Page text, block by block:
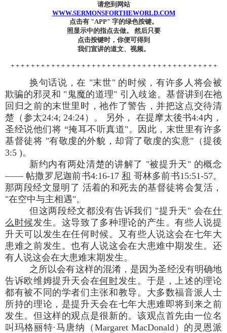
请您到网站
WWW.SERMONSFORTHEWORLD.COM
点击有 "APP" 字的绿色按键。
照显示中的指点去做。 然后只要
点击按键时，你便可得到
我们宣讲的道文、视频。
+ + + + + + + + + + + + + + + + + + + + + + + + + + + + + + + + + + + + + + + + +
换句话说，在 "末世" 的时候，有许多人将会被
欺骗的邪灵和 "鬼魔的道理" 引入歧途。基督讲到在祂
回归之前的末世里时，祂作了警告，并把这点交待清
楚（参太24:4; 24:24）。 另外， 在提摩太後书4:4内，
圣经说他们将 “掩耳不听真道"。因此，末世里有许多
基督徒将 "有敬虔的外貌，却背了敬虔的实意"（提後
3:5 )。
新约内有两处清楚的讲解了 "被提升天" 的概念
—— 帖撒罗尼迦前书4:16-17和 哥林多前书15:51-57。
那两段经文显明了 活着的和死去的基督徒将会复活，
"在空中与主相遇"。
但这两段经文都没有告诉我们 "提升天" 会在什
么时候发生。这导致了多种理论的产生。有些人说提
升天可以发生在任何时候。又有些人说这会在七年大
患难之前发生。也有人说这会在大患难中期发生。还
有人说这会在大患难末期发生。
之所以会有这样的混淆，是因为圣经没有明确地
告诉欧维姆提升天会在何时发生。于是，上述的理论
都有被不同的学者们主张和教导。大多数福音派人士
所持的理论，是提升天会在七年大患难即将到来之前
发生。但这样的观点是很新的。该观点首先由一位名
叫玛格丽特·马唐纳（Margaret MacDonald）的灵恩派